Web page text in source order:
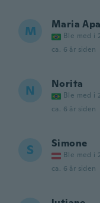
M Maria
Ble med i
ca. 6 år siden
N Norita
Ble med i
ca. 6 år siden
S Simone
Ble med i
ca. 6 år siden